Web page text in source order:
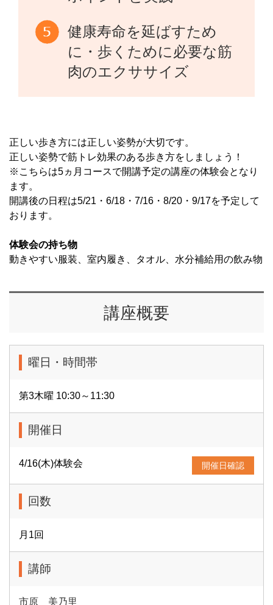
健康寿命を延ばすため
に・歩くために必要な筋
肉のエクササイズ
正しい歩き方には正しい姿勢が大切です。
正しい姿勢で筋トレ効果のある歩き方をしましょう！
※こちらは5ヵ月コースで開講予定の講座の体験会となり
ます。
開講後の日程は5/21・6/18・7/16・8/20・9/17を予定して
おります。
体験会の持ち物
動きやすい服装、室内履き、タオル、水分補給用の飲み物
講座概要
曜日・時間帯
第3木曜 10:30～11:30
開催日
4/16(木)体験会 開催日確認
回数
月1回
講師
市原 美乃里